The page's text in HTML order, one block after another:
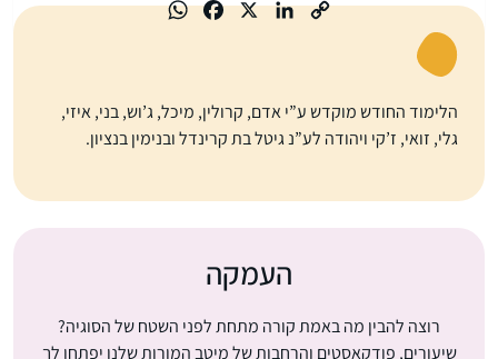
הלימוד החודש מוקדש ע”י אדם, קרולין, מיכל, ג’וש, בני, איזי,
גלי, זואי, ז’קי ויהודה לע”נ גיטל בת קרינדל ובנימין בנציון.
העמקה
רוצה להבין מה באמת קורה מתחת לפני השטח של הסוגיה?
שיעורים, פודקאסטים והרחבות של מיטב המורות שלנו יפתחו לך